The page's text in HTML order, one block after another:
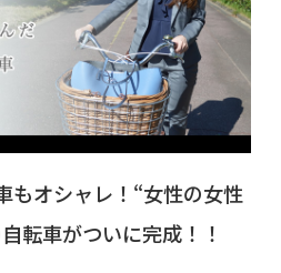
もオシャレ！“女性の女性
転車がついに完成！！